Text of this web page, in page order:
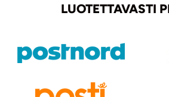
LUOTETTAVASTI